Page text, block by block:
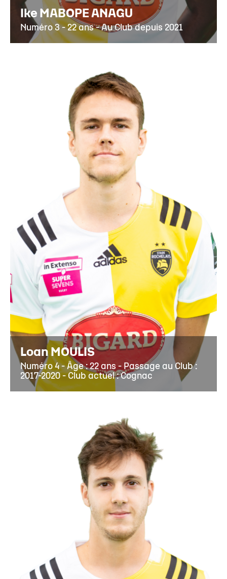
Ike MABOPE ANAGU
Numéro 3 - 22 ans - Au Club depuis 2021
Loan MOULIS
Numéro 4 - Âge : 22 ans - Passage au Club :
2017-2020 - Club actuel : Cognac